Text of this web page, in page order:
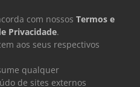
com nossos Termos e
Privacidade.
aos seus respectivos
qualquer
de sites externos